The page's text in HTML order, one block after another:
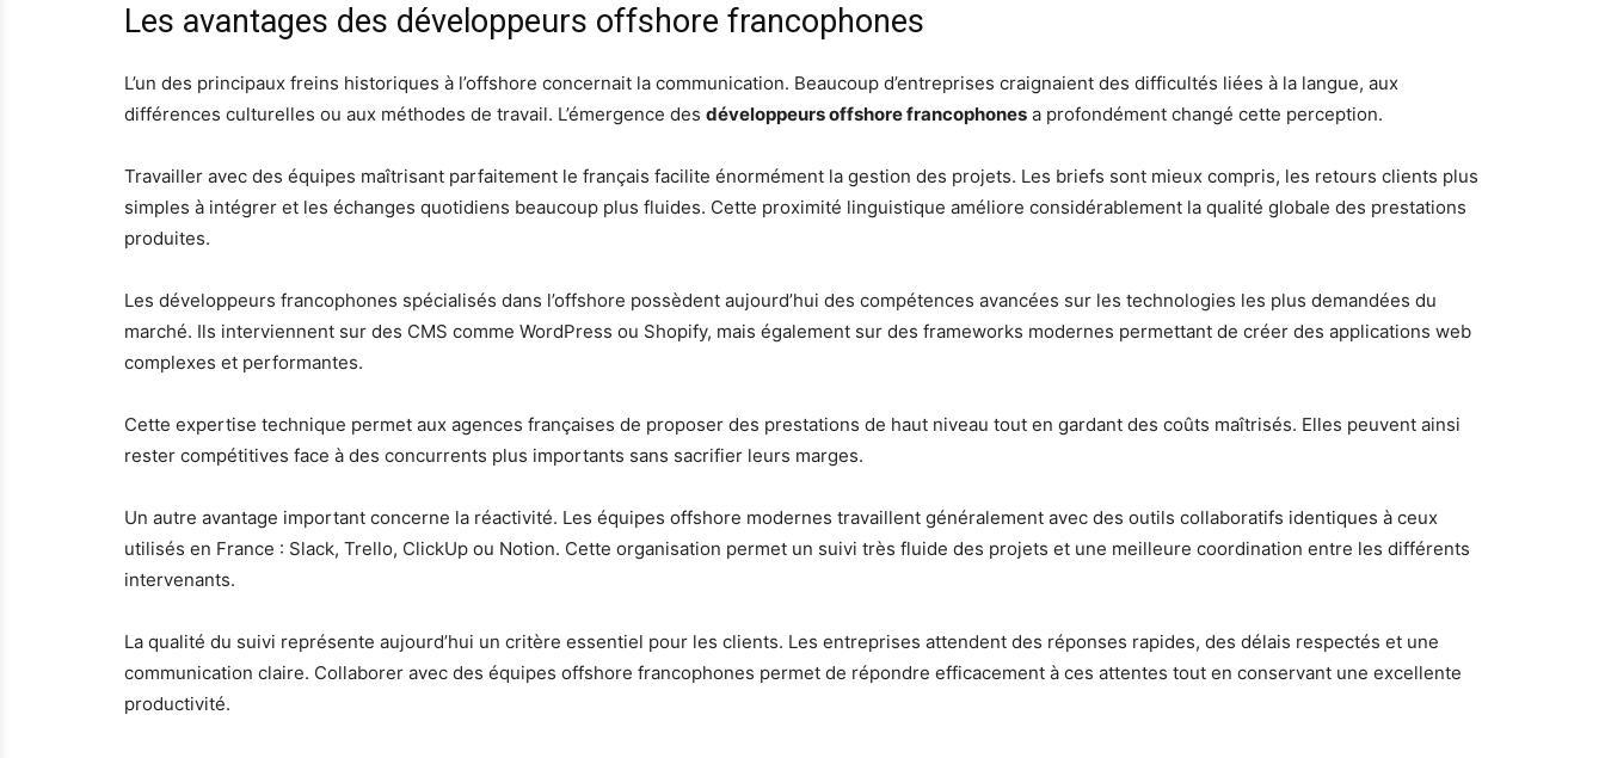
Les avantages des développeurs offshore francophones
L’un des principaux freins historiques à l’offshore concernait la communication. Beaucoup d’entreprises craignaient des difficultés liées à la langue, aux
différences culturelles ou aux méthodes de travail. L’émergence des développeurs offshore francophones a profondément changé cette perception.
Travailler avec des équipes maîtrisant parfaitement le français facilite énormément la gestion des projets. Les briefs sont mieux compris, les retours clients plus
simples à intégrer et les échanges quotidiens beaucoup plus fluides. Cette proximité linguistique améliore considérablement la qualité globale des prestations
produites.
Les développeurs francophones spécialisés dans l’offshore possèdent aujourd’hui des compétences avancées sur les technologies les plus demandées du
marché. Ils interviennent sur des CMS comme WordPress ou Shopify, mais également sur des frameworks modernes permettant de créer des applications web
complexes et performantes.
Cette expertise technique permet aux agences françaises de proposer des prestations de haut niveau tout en gardant des coûts maîtrisés. Elles peuvent ainsi
rester compétitives face à des concurrents plus importants sans sacrifier leurs marges.
Un autre avantage important concerne la réactivité. Les équipes offshore modernes travaillent généralement avec des outils collaboratifs identiques à ceux
utilisés en France : Slack, Trello, ClickUp ou Notion. Cette organisation permet un suivi très fluide des projets et une meilleure coordination entre les différents
intervenants.
La qualité du suivi représente aujourd’hui un critère essentiel pour les clients. Les entreprises attendent des réponses rapides, des délais respectés et une
communication claire. Collaborer avec des équipes offshore francophones permet de répondre efficacement à ces attentes tout en conservant une excellente
productivité.